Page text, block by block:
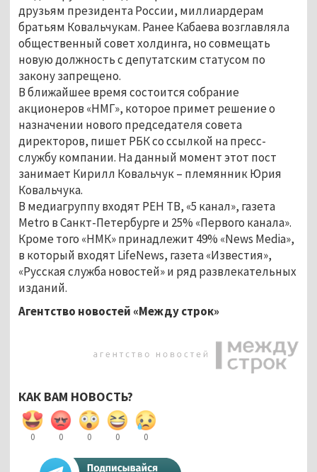
друзьям президента России, миллиардерам
братьям Ковальчукам. Ранее Кабаева возглавляла
общественный совет холдинга, но совмещать
новую должность с депутатским статусом по
закону запрещено.
В ближайшее время состоится собрание
акционеров «НМГ», которое примет решение о
назначении нового председателя совета
директоров, пишет РБК со ссылкой на пресс-
службу компании. На данный момент этот пост
занимает Кирилл Ковальчук – племянник Юрия
Ковальчука.
В медиагруппу входят РЕН ТВ, «5 канал», газета
Metro в Санкт-Петербурге и 25% «Первого канала».
Кроме того «НМК» принадлежит 49% «News Media»,
в который входят LifeNews, газета «Известия»,
«Русская служба новостей» и ряд развлекательных
изданий.
Агентство новостей «Между строк»
КАК ВАМ НОВОСТЬ?
0 0 0 0 0